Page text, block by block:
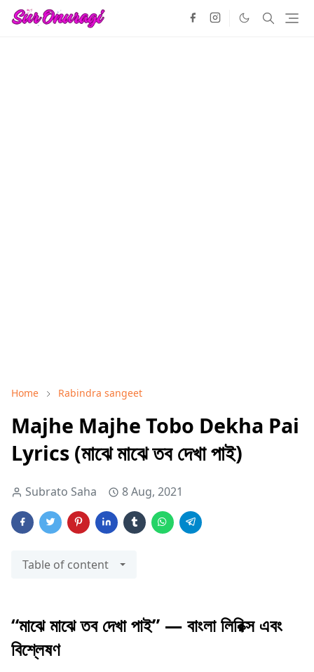
Home Rabindra sangeet
Majhe Majhe Tobo Dekha Pai
Lyrics (মাঝে মাঝে তব দেখা পাই)
Subrato Saha 8 Aug, 2021
Table of content
“মাঝে মাঝে তব দেখা পাই” — বাংলা লিরিক্স এবং
বিশ্লেষণ